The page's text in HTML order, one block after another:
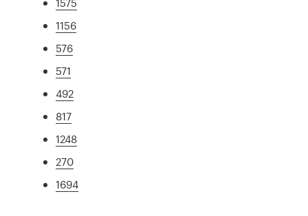
1156
576
571
492
817
1248
270
1694